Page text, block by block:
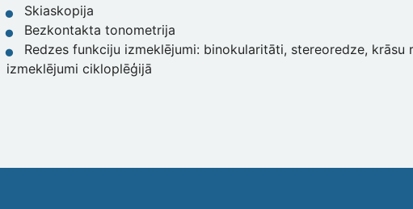
Skiaskopija
Bezkontakta tonometrija
Redzes funkciju izmeklējumi: binokularitāti, stereoredze,
izmeklējumi cikloplēģijā